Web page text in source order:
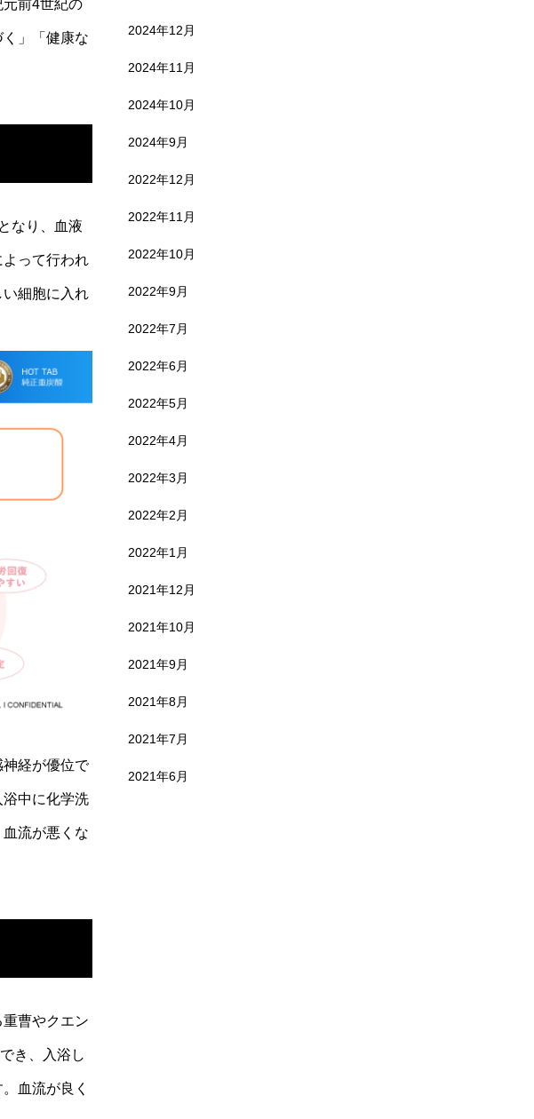
前4世紀の
」「健康な
なり、血液
って行われ
細胞に入れ
経が優位で
中に化学洗
流が悪くな
曹やクエン
き、入浴し
血流が良く
2024年12月
2024年11月
2024年10月
2024年9月
2022年12月
2022年11月
2022年10月
2022年9月
2022年7月
2022年6月
2022年5月
2022年4月
2022年3月
2022年2月
2022年1月
2021年12月
2021年10月
2021年9月
2021年8月
2021年7月
2021年6月